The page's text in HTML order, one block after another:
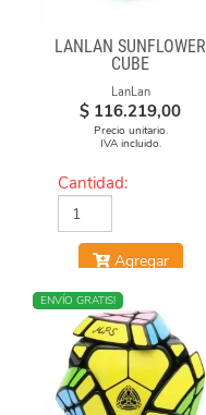
LANLAN SUNFLOWER
CUBE
LanLan
$ 116.219,00
Precio unitario.
IVA incluido.
Cantidad:
Agregar
NUEVO
ENVÍO GRATIS!